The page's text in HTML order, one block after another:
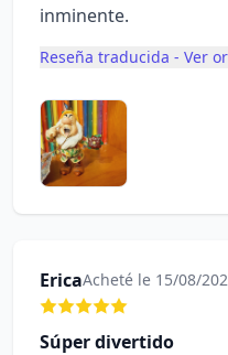
inminente.
Reseña traducida - Ver
EricaAcheté le 15/08/
Súper divertido